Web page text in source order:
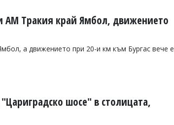
АМ Тракия край Ямбол, движението
а движението при 20-и км към Бургас вече е
шосе" в столицата,